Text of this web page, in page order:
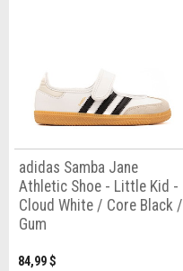
adidas Samba Jane
Athletic Shoe - Little Kid -
Cloud White / Core Black /
Gum
84,99 $